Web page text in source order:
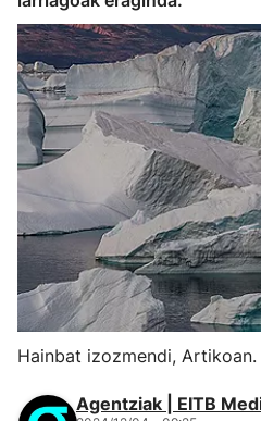
Hainbat izozmendi,
Agentziak | EITB